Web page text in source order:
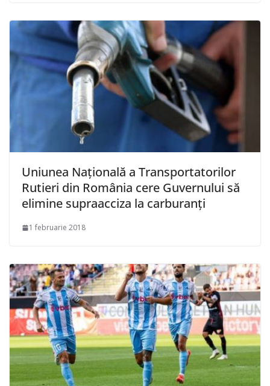
Uniunea Naţională a Transportatorilor
Rutieri din România cere Guvernului să
elimine supraacciza la carburanţi
1 februarie 2018